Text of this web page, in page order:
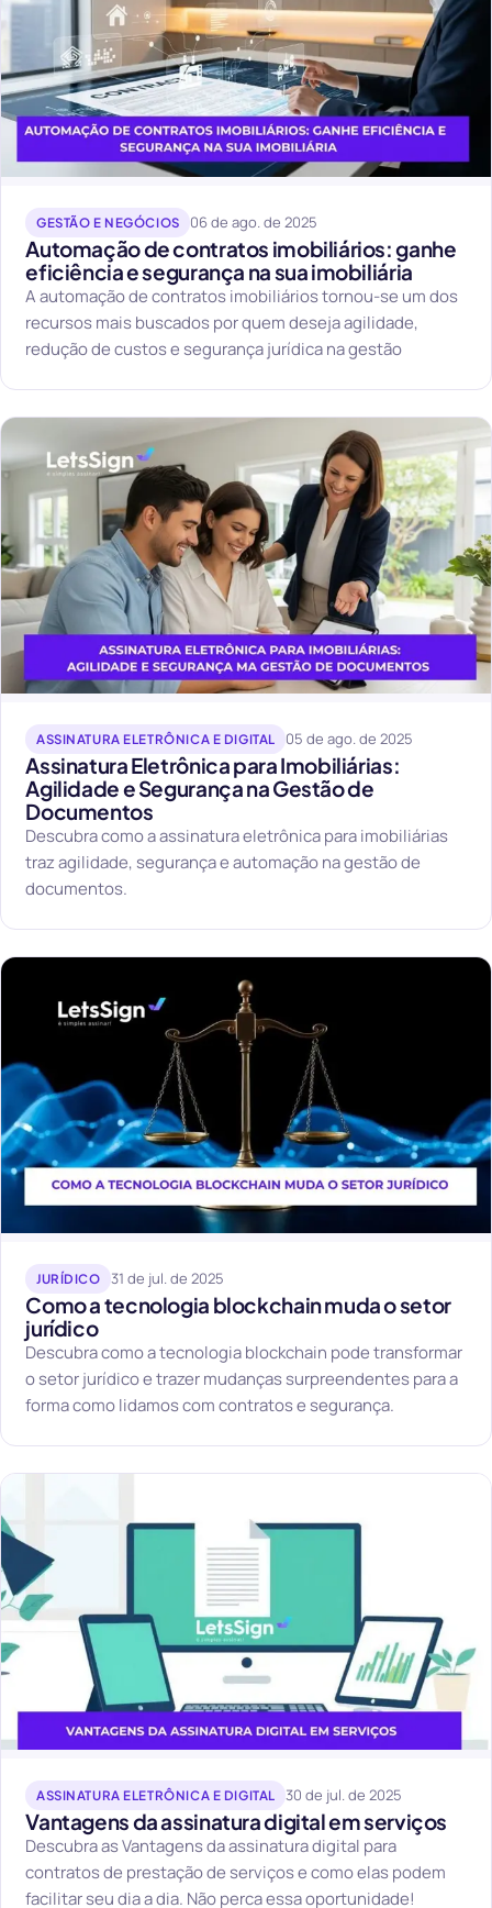
GESTÃO E NEGÓCIOS 06 de ago. de 2025
Automação de contratos imobiliários: ganhe
eficiência e segurança na sua imobiliária
A automação de contratos imobiliários tornou-se um dos
recursos mais buscados por quem deseja agilidade,
redução de custos e segurança jurídica na gestão
ASSINATURA ELETRÔNICA E DIGITAL 05 de ago. de 2025
Assinatura Eletrônica para Imobiliárias:
Agilidade e Segurança na Gestão de
Documentos
Descubra como a assinatura eletrônica para imobiliárias
traz agilidade, segurança e automação na gestão de
documentos.
JURÍDICO 31 de jul. de 2025
Como a tecnologia blockchain muda o setor
jurídico
Descubra como a tecnologia blockchain pode transformar
o setor jurídico e trazer mudanças surpreendentes para a
forma como lidamos com contratos e segurança.
ASSINATURA ELETRÔNICA E DIGITAL 30 de jul. de 2025
Vantagens da assinatura digital em serviços
Descubra as Vantagens da assinatura digital para
contratos de prestação de serviços e como elas podem
facilitar seu dia a dia. Não perca essa oportunidade!